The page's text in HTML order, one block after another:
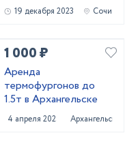
19 декабря 2023 Сочи
1 000 ₽
Аренда
термофургонов до
1.5т в Архангельске
4 апреля 2025 Архангельск